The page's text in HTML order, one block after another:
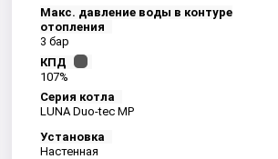
Макс. давление воды в контуре
отопления
3 бар
КПД
107%
Серия котла
LUNA Duo-tec MP
Установка
Настенная